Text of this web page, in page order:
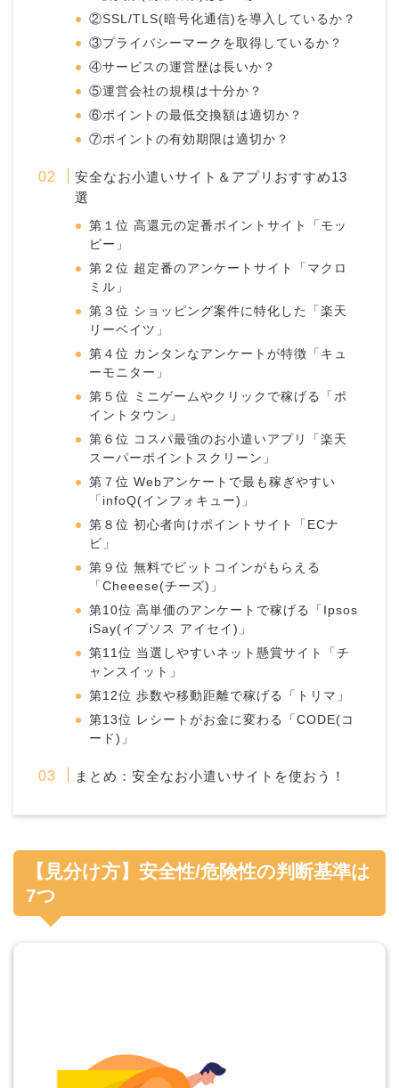
②SSL/TLS(暗号化通信)を導入しているか？
③プライバシーマークを取得しているか？
④サービスの運営歴は長いか？
⑤運営会社の規模は十分か？
⑥ポイントの最低交換額は適切か？
⑦ポイントの有効期限は適切か？
安全なお小遣いサイト＆アプリおすすめ13
選
第１位 高還元の定番ポイントサイト「モッ
ピー」
第２位 超定番のアンケートサイト「マクロ
ミル」
第３位 ショッピング案件に特化した「楽天
リーベイツ」
第４位 カンタンなアンケートが特徴「キュ
ーモニター」
第５位 ミニゲームやクリックで稼げる「ポ
イントタウン」
第６位 コスパ最強のお小遣いアプリ「楽天
スーパーポイントスクリーン」
第７位 Webアンケートで最も稼ぎやすい
「infoQ(インフォキュー)」
第８位 初心者向けポイントサイト「ECナ
ビ」
第９位 無料でビットコインがもらえる
「Cheeese(チーズ)」
第10位 高単価のアンケートで稼げる「Ipsos
iSay(イプソス アイセイ)」
第11位 当選しやすいネット懸賞サイト「チ
ャンスイット」
第12位 歩数や移動距離で稼げる「トリマ」
第13位 レシートがお金に変わる「CODE(コ
ード)」
まとめ：安全なお小遣いサイトを使おう！
【見分け方】安全性/危険性の判断基準は
7つ